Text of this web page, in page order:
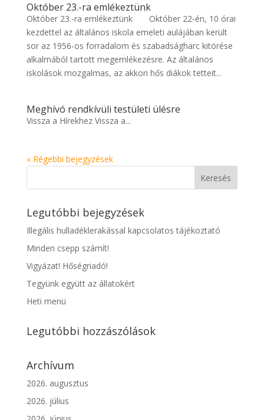
Október 23.-ra emlékeztünk
Október 23.-ra emlékeztünk Október 22-én, 10 órai
kezdettel az általános iskola emeleti aulájában került
sor az 1956-os forradalom és szabadságharc kitörése
alkalmából tartott megemlékezésre. Az általános
iskolások mozgalmas, az akkori hős diákok tetteit...
Meghívó rendkívüli testületi ülésre
Vissza a Hírekhez Vissza a...
« Régebbi bejegyzések
Legutóbbi bejegyzések
Illegális hulladéklerakással kapcsolatos tájékoztató
Minden csepp számít!
Vigyázat! Hőségriadó!
Tegyünk együtt az állatokért
Heti menü
Legutóbbi hozzászólások
Archívum
2026. augusztus
2026. július